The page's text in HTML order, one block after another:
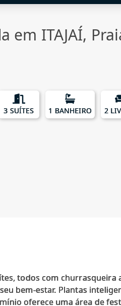
em ITAJAÍ,
3 SUÍTES 1 BANHEIRO 2
todos com churrasqueira
bem-estar. Plantas
oferece uma área de